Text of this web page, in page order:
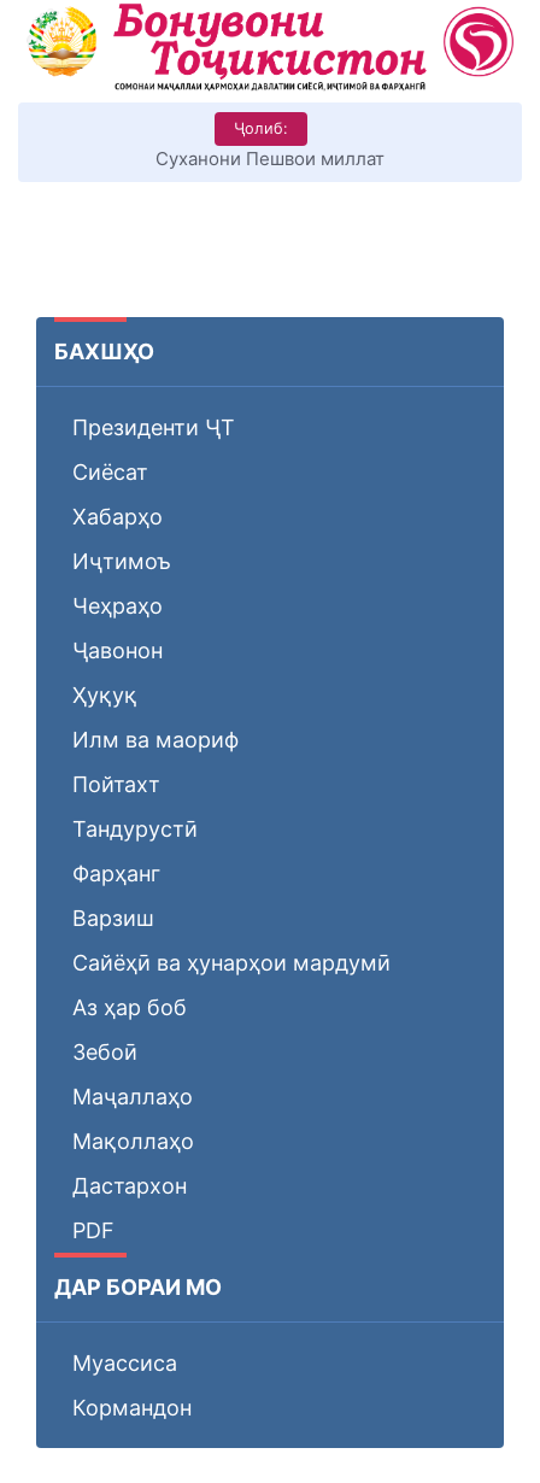
Ҷолиб:
КИТОБХОНИРО ДАР ХУД ТАШАККУЛ ДИҲЕМ
БАХШҲО
Президенти ҶТ
Сиёсат
Хабарҳо
Иҷтимоъ
Чеҳраҳо
Ҷавонон
Ҳуқуқ
Илм ва маориф
Пойтахт
Тандурустӣ
Фарҳанг
Варзиш
Сайёҳӣ ва ҳунарҳои мардумӣ
Аз ҳар боб
Зебоӣ
Маҷаллаҳо
Мақоллаҳо
Дастархон
PDF
ДАР БОРАИ МО
Муассиса
Кормандон